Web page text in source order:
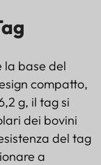
la base del
compatto,
g, il tag si
dei bovini
del tag
a